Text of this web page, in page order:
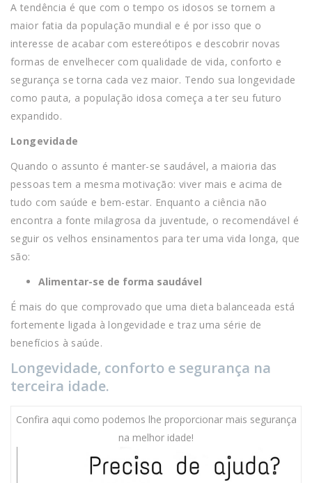
A tendência é que com o tempo os idosos se tornem a
maior fatia da população mundial e é por isso que o
interesse de acabar com estereótipos e descobrir novas
formas de envelhecer com qualidade de vida, conforto e
segurança se torna cada vez maior. Tendo sua longevidade
como pauta, a população idosa começa a ter seu futuro
expandido.
Longevidade
Quando o assunto é manter-se saudável, a maioria das
pessoas tem a mesma motivação: viver mais e acima de
tudo com saúde e bem-estar. Enquanto a ciência não
encontra a fonte milagrosa da juventude, o recomendável é
seguir os velhos ensinamentos para ter uma vida longa, que
são:
Alimentar-se de forma saudável
É mais do que comprovado que uma dieta balanceada está
fortemente ligada à longevidade e traz uma série de
benefícios à saúde.
Longevidade, conforto e segurança na
terceira idade.
Confira aqui como podemos lhe proporcionar mais segurança
na melhor idade!